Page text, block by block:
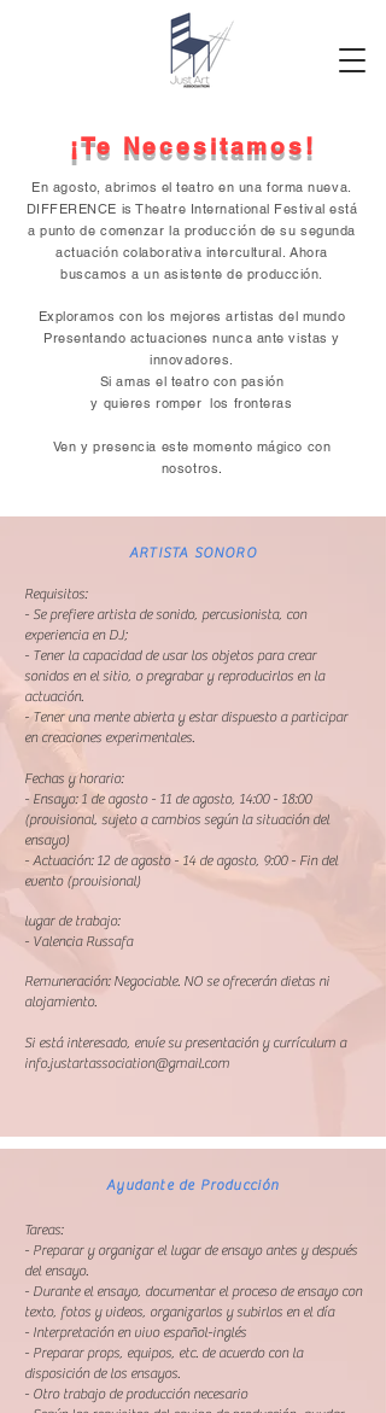
¡Te Necesitamos!
En agosto, abrimos el teatro en una forma nueva.
DIFFERENCE is Theatre International Festival está
a punto de comenzar la producción de su segunda
actuación colaborativa intercultural. Ahora
buscamos a un asistente de producción.
Exploramos con los mejores artistas del mundo
Presentando actuaciones nunca ante vistas y
innovadores.
Si amas el teatro con pasión
y quieres romper los fronteras
Ven y presencia este momento mágico con
nosotros.
ARTISTA SONORO
Requisitos:
- Se prefiere artista de sonido, percusionista, con
experiencia en DJ;
- Tener la capacidad de usar los objetos para crear
sonidos en el sitio, o pregrabar y reproducirlos en la
actuación.
- Tener una mente abierta y estar dispuesto a participar
en creaciones experimentales.
Fechas y horario:
- Ensayo: 1 de agosto - 11 de agosto, 14:00 - 18:00
(provisional, sujeto a cambios según la situación del
ensayo)
- Actuación: 12 de agosto - 14 de agosto, 9:00 - Fin del
evento (provisional)
lugar de trabajo:
- Valencia Russafa
Remuneración: Negociable. NO se ofrecerán dietas ni
alojamiento.
Si está interesado, envíe su presentación y currículum a
info.justartassociation@gmail.com
Ayudante de Producción
Tareas:
- Preparar y organizar el lugar de ensayo antes y después
del ensayo.
- Durante el ensayo, documentar el proceso de ensayo con
texto, fotos y videos, organizarlos y subirlos en el día
- Interpretación en vivo español-inglés
- Preparar props, equipos, etc. de acuerdo con la
disposición de los ensayos.
- Otro trabajo de producción necesario